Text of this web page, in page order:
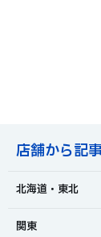
店舗から記
北海道・東北
関東